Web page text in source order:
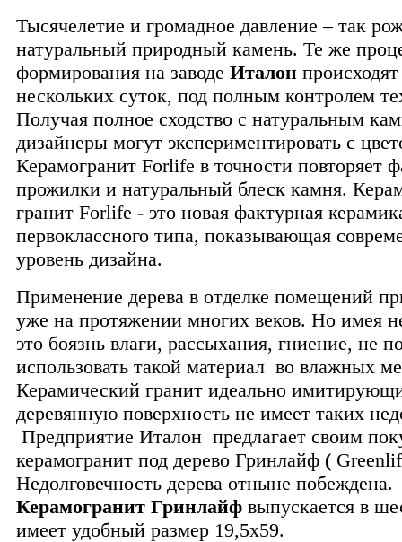
Тысячелетие и громадное давление – так
натуральный природный камень. Те же
формирования на заводе Италон
нескольких суток, под полным контролем
Получая полное сходство с натуральным
дизайнеры могут экспериментировать с
Керамогранит Forlife в точности повторяет
прожилки и натуральный блеск камня.
гранит Forlife - это новая фактурная
первоклассного типа, показывающая
уровень дизайна.
Применение дерева в отделке помещений
уже на протяжении многих веков. Но имея
это боязнь влаги, рассыхания, гниение, не
использовать такой материал во влажных
Керамический гранит идеально
деревянную поверхность не имеет таких
Предприятие Италон предлагает своим
керамогранит под дерево Гринлайф (
Недолговечность дерева отныне побеждена.
Керамогранит Гринлайф выпускается в
имеет удобный размер 19,5х59.